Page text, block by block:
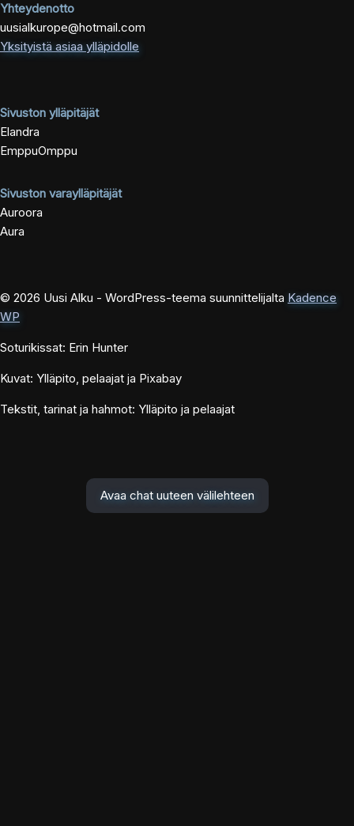
Yhteydenotto
uusialkurope@hotmail.com
Yksityistä asiaa ylläpidolle
Sivuston ylläpitäjät
Elandra
EmppuOmppu
Sivuston varaylläpitäjät
Auroora
Aura
© 2026 Uusi Alku - WordPress-teema suunnittelijalta Kadence
WP
Soturikissat: Erin Hunter
Kuvat: Ylläpito, pelaajat ja Pixabay
Tekstit, tarinat ja hahmot: Ylläpito ja pelaajat
Avaa chat uuteen välilehteen